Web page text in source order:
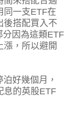
同一支ETF在
後搭配買入不
分因為這類ETF
漲，所以避開
好幾個月，
息的英股ETF